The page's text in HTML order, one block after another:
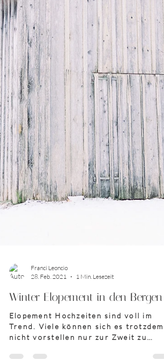
28. Feb. 2021
1 Min. Lesezeit
Winter Elopement in den Bergen
Elopement Hochzeiten sind voll im
nicht vorstellen nur zur Zweit zu